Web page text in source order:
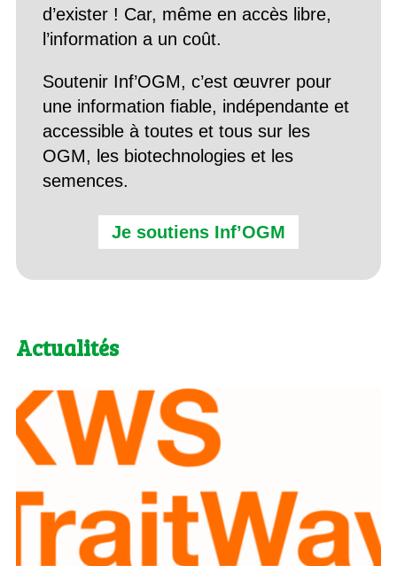
d’exister ! Car, même en accès libre,
l’information a un coût.
Soutenir Inf’OGM, c’est œuvrer pour
une information fiable, indépendante et
accessible à toutes et tous sur les
OGM, les biotechnologies et les
semences.
Je soutiens Inf’OGM
Actualités